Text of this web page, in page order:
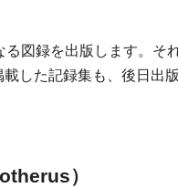
図録を出版します。
した記録集も、後日出版
）